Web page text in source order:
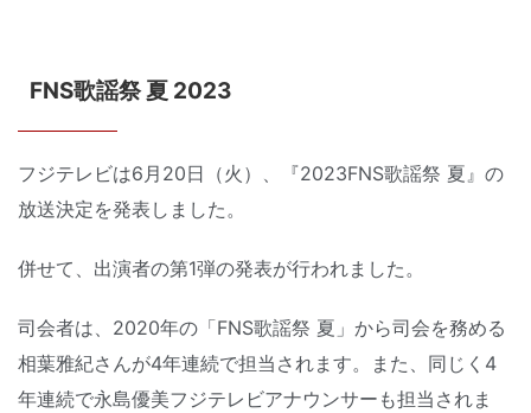
FNS歌謡祭 夏 2023
フジテレビは6月20日（火）、『2023FNS歌謡祭 夏』の
放送決定を発表しました。
併せて、出演者の第1弾の発表が行われました。
司会者は、2020年の「FNS歌謡祭 夏」から司会を務める
相葉雅紀さんが4年連続で担当されます。また、同じく4
年連続で永島優美フジテレビアナウンサーも担当されま